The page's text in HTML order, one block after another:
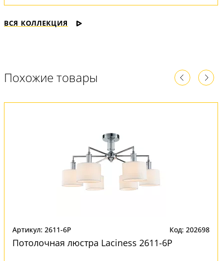
ВСЯ КОЛЛЕКЦИЯ
Похожие товары
Артикул: 2611-6P Код: 202698
Потолочная люстра Laciness 2611-6P